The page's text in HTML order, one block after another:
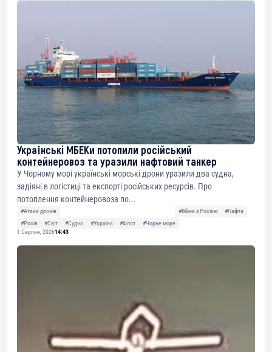
Українські МБЕКи потопили російський
контейнеровоз та уразили нафтовий танкер
У Чорному морі українські морські дрони уразили два судна,
задіяні в логістиці та експорті російських ресурсів. Про
потоплення контейнеровоза по...
#Атака дронів #Війна з Росією
#Нафта
#Росія
#Світ #Судно #Україна #Флот
#Чорне море
1 Серпня, 202614:43